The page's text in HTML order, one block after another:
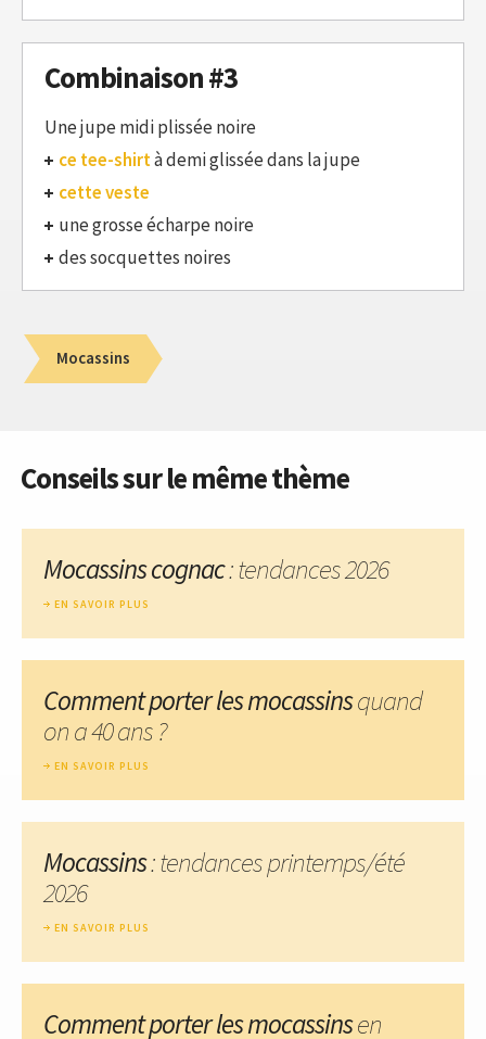
Combinaison #3
Une jupe midi plissée noire
ce tee-shirtà demi glissée dans la jupe
cette veste
une grosse écharpe noire
des socquettes noires
Mocassins
Conseils sur le même thème
Mocassins cognac: tendances 2026
EN SAVOIR PLUS
Comment porter les mocassinsquand
on a 40 ans ?
EN SAVOIR PLUS
Mocassins: tendances printemps/été
2026
EN SAVOIR PLUS
Comment porter les mocassinsen